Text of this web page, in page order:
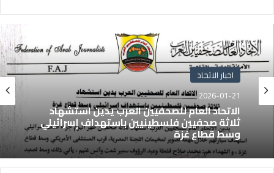
اخبار الاتحاد
2026-01-21
الاتحاد العام للصحفيين العرب يدين استشهاد
ثلاثة صحفيين فلسطينيين باستهداف إسرائيلي
وسط قطاع غزة